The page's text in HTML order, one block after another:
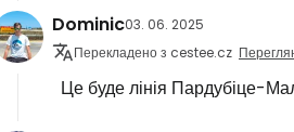
Dominic03. 06. 2025
Перекладено з cestee.cz
Це буде лінія Пардубіце-